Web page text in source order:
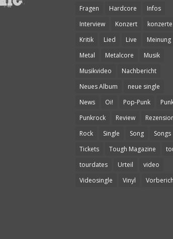
Fragen
Hardcore
Infos
Interview
Konzert
konzerte
Kritik
Lied Live
Meinung
Metal
Metalcore
Musik
Musikvideo
Nachbericht
Neues Album
neue single
News
Oi! Pop-Punk
Punkrock
Review
Rock
Single Song
Songs
Tickets
Tough Magazine
tourdates
Urteil
video
Videosingle
Vinyl